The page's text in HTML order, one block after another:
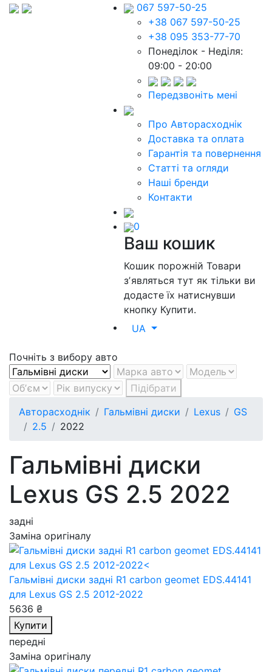
067 597-50-25
+38 067 597-50-25
+38 095 353-77-70
Понеділок - Неділя:
09:00 - 20:00
Передзвоніть мені
Про Авторасходнік
Доставка та оплата
Гарантія та повернення
Статті та огляди
Наші бренди
Контакти
0
Ваш кошик
Кошик порожнійТовари
зʼявляться тут як тільки ви
додасте їх натиснувши
кнопку Купити.
UA
Почніть з вибору авто
Підібрати
Авторасходнік
Гальмівні диски Lexus
GS
2.5
2022
Гальмівні диски
Lexus GS 2.5 2022
задні
Заміна оригіналу
Гальмівні диски задні R1 carbon geomet EDS.44141
для Lexus GS 2.5 2012-2022
5636 ₴
Купити
передні
Заміна оригіналу